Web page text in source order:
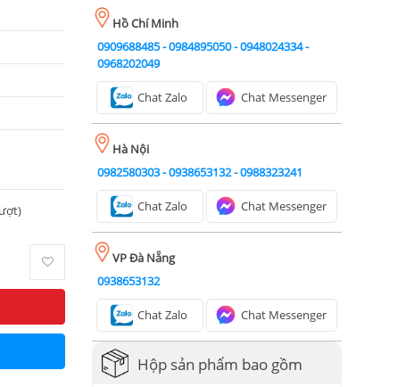
Hồ Chí Minh
0909688485-0984895050-0948024334-
0968202049
Chat Zalo Chat Messenger
Hà Nội
0982580303-0938653132-0988323241
Chat Zalo Chat Messenger
VP Đà Nẵng
0938653132
Chat Zalo Chat Messenger
Hộp sản phẩm bao gồm